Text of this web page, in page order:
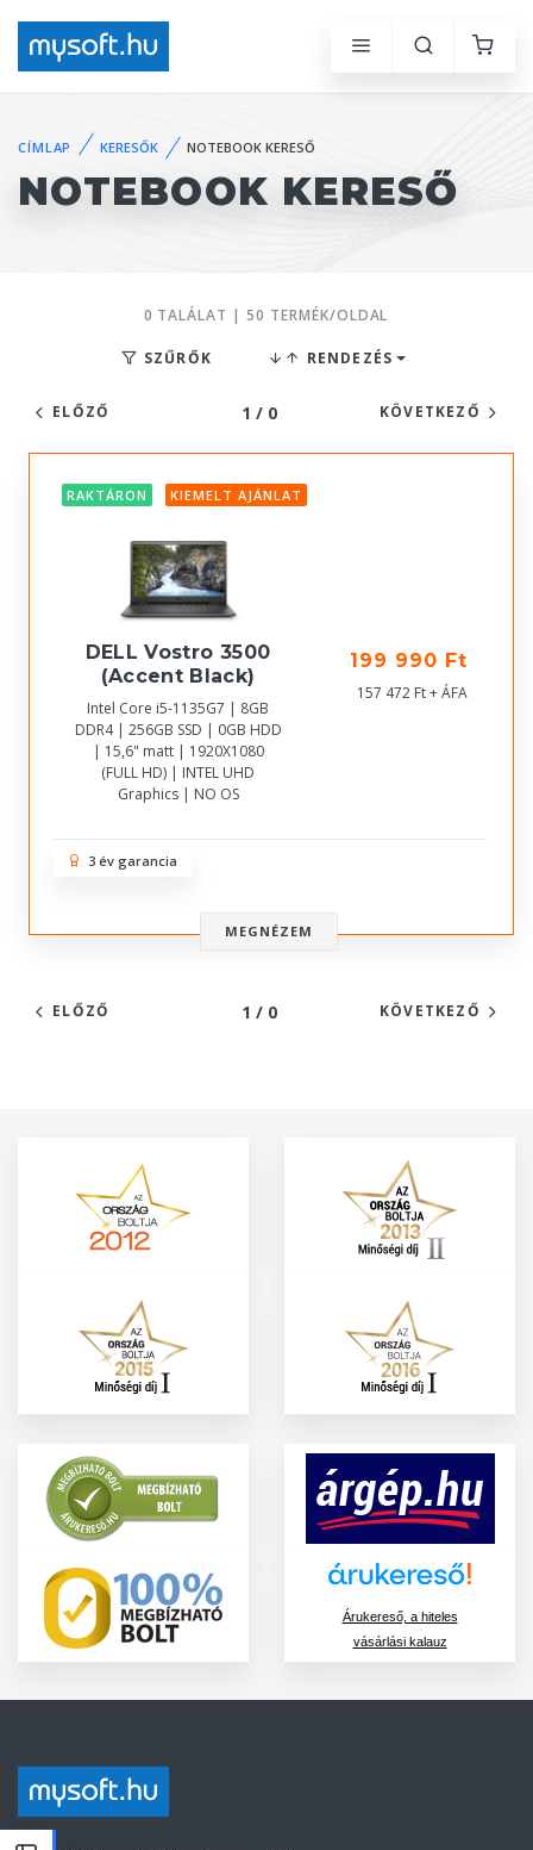
CÍMLAP KERESŐK NOTEBOOK KERESŐ
NOTEBOOK KERESŐ
0 TALÁLAT | 50 TERMÉK/OLDAL
SZŰRŐK RENDEZÉS
ELŐZŐ 1 / 0 KÖVETKEZŐ
RAKTÁRON KIEMELT AJÁNLAT
DELL Vostro 3500
(Accent Black)
Intel Core i5-1135G7 | 8GB
DDR4 | 256GB SSD | 0GB HDD
| 15,6" matt | 1920X1080
(FULL HD) | INTEL UHD
Graphics | NO OS
199 990 Ft
157 472 Ft + ÁFA
3 év garancia
MEGNÉZEM
ELŐZŐ 1 / 0 KÖVETKEZŐ
Árukereső, a hiteles
vásárlási kalauz